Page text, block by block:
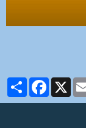
PartagerFacebook
X